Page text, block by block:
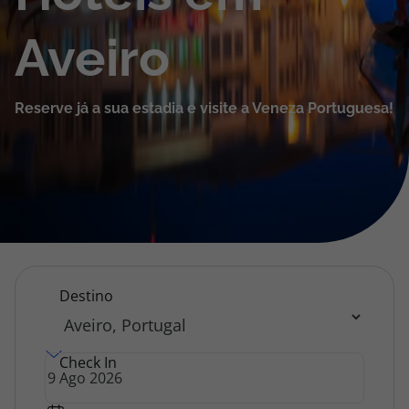
Promoções
Cheque Viagem
Área de Cliente
Aveiro
Reserve já a sua estadia e visite a Veneza Portuguesa!
Hotéis
Aveiro
Destino
Check In